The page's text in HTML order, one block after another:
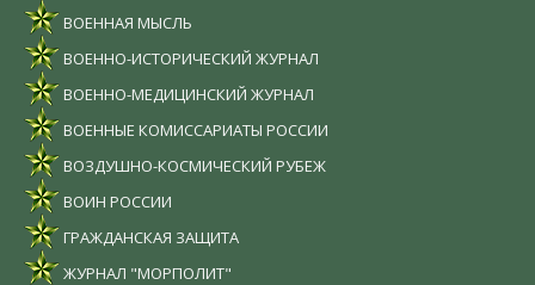
ВОЕННАЯ МЫСЛЬ
ВОЕННО-ИСТОРИЧЕСКИЙ ЖУРНАЛ
ВОЕННО-МЕДИЦИНСКИЙ ЖУРНАЛ
ВОЕННЫЕ КОМИССАРИАТЫ РОССИИ
ВОЗДУШНО-КОСМИЧЕСКИЙ РУБЕЖ
ВОИН РОССИИ
ГРАЖДАНСКАЯ ЗАЩИТА
ЖУРНАЛ "МОРПОЛИТ"